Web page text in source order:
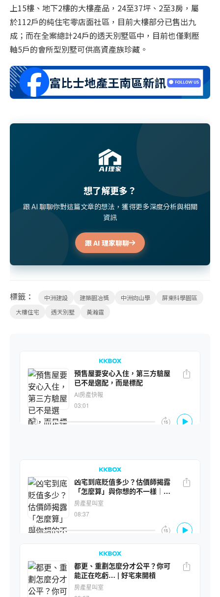
上15樓、地下2樓的大樓產品， 24至37坪、 2至3房，屬
於112戶的純住宅零店面社區，目前大樓部分已售出九
成；而在全案總計24戶的透天別墅區中，目前也僅剩壓
軸5戶的會所型別墅可供高資產族珍藏。
想了解更多？
跟 AI 聊聊你對這篇文章的想法，獲得更多深度分析與相關
資訊
跟 AI 理家聊聊
標籤： 中洲建設 建築園冶獎 中洲向山學
屏東科學園區
大樓住宅
透天別墅 黃瀚霆